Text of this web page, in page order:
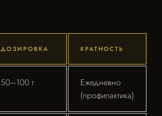
ДОЗИРОВКА КРАТНОСТЬ
50–100 г
Ежедневно
(профилактика)